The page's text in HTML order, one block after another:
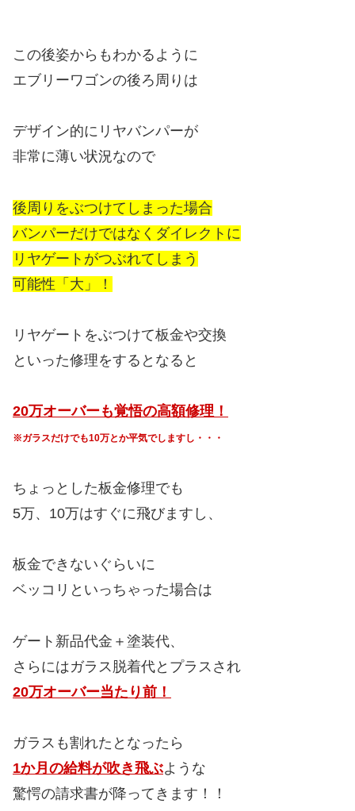
この後姿からもわかるように
エブリーワゴンの後ろ周りは
デザイン的にリヤバンパーが
非常に薄い状況なので
後周りをぶつけてしまった場合
バンパーだけではなくダイレクトに
リヤゲートがつぶれてしまう
可能性「大」！
リヤゲートをぶつけて板金や交換
といった修理をするとなると
20万オーバーも覚悟の高額修理！
※ガラスだけでも10万とか平気でしますし・・・
ちょっとした板金修理でも
5万、10万はすぐに飛びますし、
板金できないぐらいに
ベッコリといっちゃった場合は
ゲート新品代金＋塗装代、
さらにはガラス脱着代とプラスされ
20万オーバー当たり前！
ガラスも割れたとなったら
1か月の給料が吹き飛ぶような
驚愕の請求書が降ってきます！！